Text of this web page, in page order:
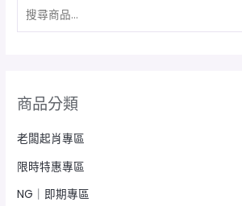
商品分類
老闆起肖專區
限時特惠專區
NG｜即期專區